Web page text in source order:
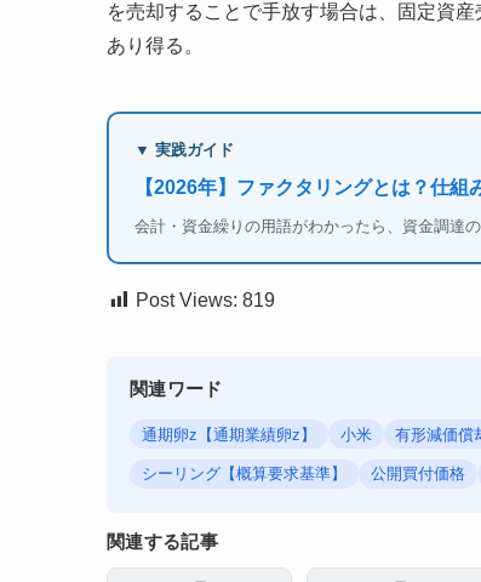
を売却することで手放す場合は、固定資
あり得る。
▼ 実践ガイド
【2026年】ファクタリングとは？仕
会計・資金繰りの用語がわかったら、資金調達
Post Views: 819
関連ワード
通期卵z【通期業績卵z】 小米 有形減価償
シーリング【概算要求基準】 公開買付価格
関連する記事